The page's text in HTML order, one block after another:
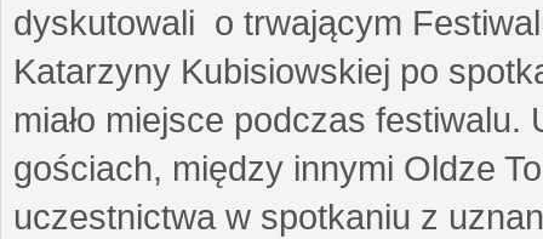
dyskutowali o trwającym
Katarzyny Kubisiowskiej po
miało miejsce podczas
gościach, między innymi Oldze
uczestnictwa w spotkaniu z